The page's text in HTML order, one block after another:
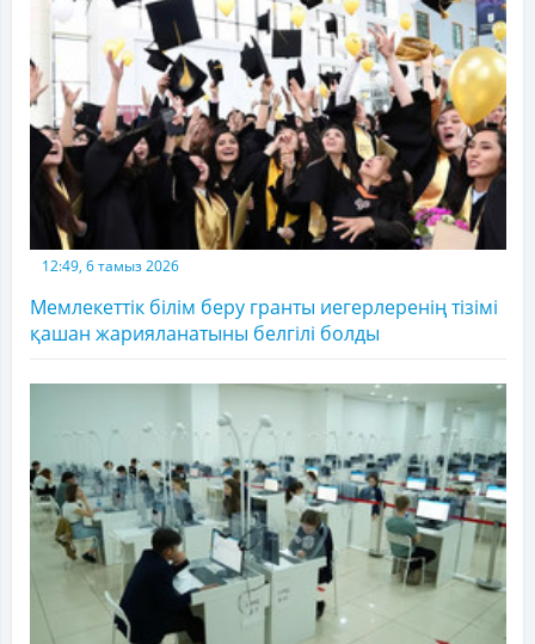
12:49, 6 тамыз 2026
Мемлекеттік білім беру гранты иегерлеренің тізімі
қашан жарияланатыны белгілі болды